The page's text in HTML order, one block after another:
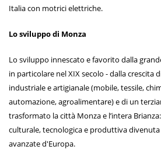
Italia con motrici elettriche.
Lo sviluppo di Monza
Lo sviluppo innescato e favorito dalla
in particolare nel XIX secolo - dalla crescita
industriale e artigianale (mobile, tessile,
automazione, agroalimentare) e di un
trasformato la città Monza e l’intera
culturale, tecnologica e produttiva
avanzate d'Europa.